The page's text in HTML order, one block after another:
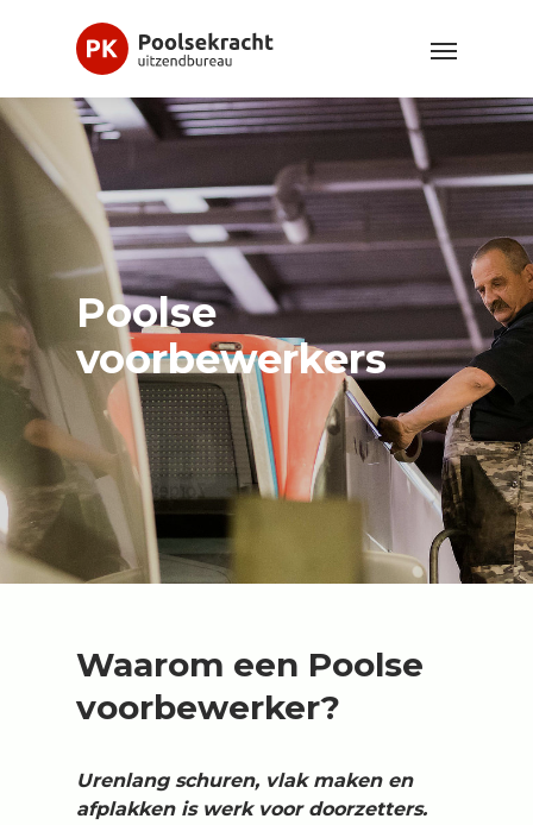
Poolse
voorbewerkers
Waarom een Poolse
voorbewerker?
Urenlang schuren, vlak maken en
afplakken is werk voor doorzetters.